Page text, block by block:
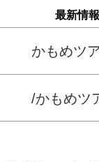
最新情
かもめツ
/かもめツ